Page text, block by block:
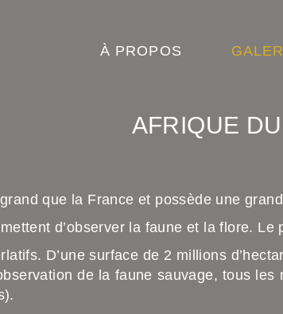
À PROPOS
AFRIQUE
que la France et possède une
d’observer la faune et la flore.
D’une surface de 2 millions
de la faune sauvage, tous